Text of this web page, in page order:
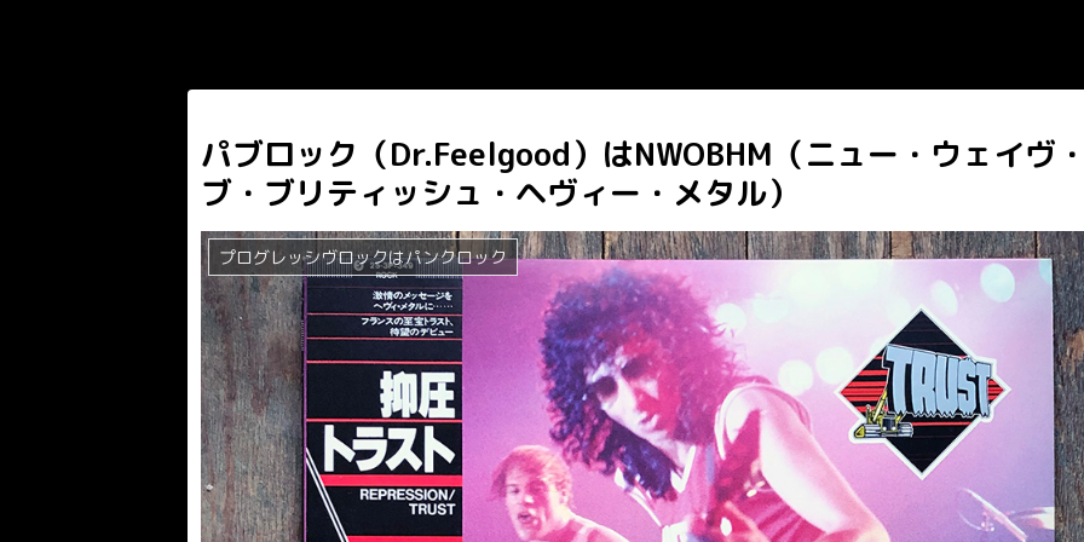
パブロック（Dr.Feelgood）はNWOBHM（ニュー・ウェイヴ
ブ・ブリティッシュ・ヘヴィー・メタル）
プログレッシヴロックはパンクロック